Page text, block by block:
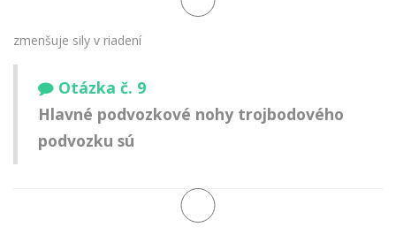
zmenšuje sily v riadení
Otázka č. 9
Hlavné podvozkové nohy trojbodového
podvozku sú